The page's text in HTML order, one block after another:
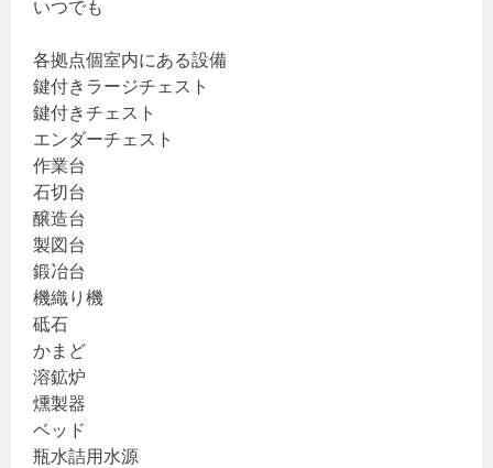
いつでも
各拠点個室内にある設備
鍵付きラージチェスト
鍵付きチェスト
エンダーチェスト
作業台
石切台
醸造台
製図台
鍛冶台
機織り機
砥石
かまど
溶鉱炉
燻製器
ベッド
瓶水詰用水源